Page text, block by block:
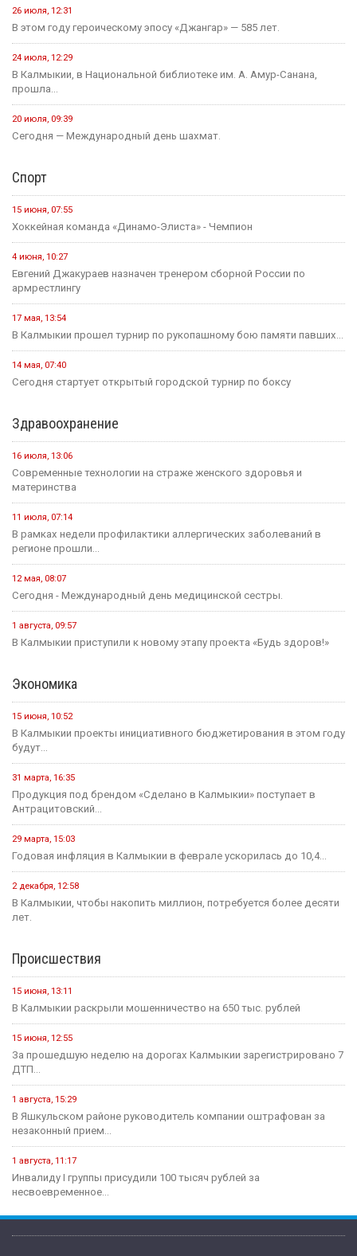
26 июля, 12:31
В этом году героическому эпосу «Джангар» — 585 лет.
24 июля, 12:29
В Калмыкии, в Национальной библиотеке им. А. Амур-Санана,
прошла...
20 июля, 09:39
Сегодня — Международный день шахмат.
Спорт
15 июня, 07:55
Хоккейная команда «Динамо-Элиста» - Чемпион
4 июня, 10:27
Евгений Джакураев назначен тренером сборной России по
армрестлингу
17 мая, 13:54
В Калмыкии прошел турнир по рукопашному бою памяти павших...
14 мая, 07:40
Сегодня стартует открытый городской турнир по боксу
Здравоохранение
16 июля, 13:06
Современные технологии на страже женского здоровья и
материнства
11 июля, 07:14
В рамках недели профилактики аллергических заболеваний в
регионе прошли...
12 мая, 08:07
Сегодня - Международный день медицинской сестры.
1 августа, 09:57
В Калмыкии приступили к новому этапу проекта «Будь здоров!»
Экономика
15 июня, 10:52
В Калмыкии проекты инициативного бюджетирования в этом году
будут...
31 марта, 16:35
Продукция под брендом «Сделано в Калмыкии» поступает в
Антрацитовский...
29 марта, 15:03
Годовая инфляция в Калмыкии в феврале ускорилась до 10,4...
2 декабря, 12:58
В Калмыкии, чтобы накопить миллион, потребуется более десяти
лет.
Происшествия
15 июня, 13:11
В Калмыкии раскрыли мошенничество на 650 тыс. рублей
15 июня, 12:55
За прошедшую неделю на дорогах Калмыкии зарегистрировано 7
ДТП...
1 августа, 15:29
В Яшкульском районе руководитель компании оштрафован за
незаконный прием...
1 августа, 11:17
Инвалиду I группы присудили 100 тысяч рублей за
несвоевременное...